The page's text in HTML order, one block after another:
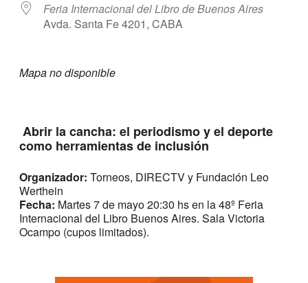
Feria Internacional del Libro de Buenos Aires
Avda. Santa Fe 4201, CABA
Mapa no disponible
Abrir la cancha: el periodismo y el deporte
como herramientas de inclusión
Organizador: Torneos, DIRECTV y Fundación Leo
Werthein
Fecha: Martes 7 de mayo 20:30 hs en la 48º Feria
Internacional del Libro Buenos Aires. Sala Victoria
Ocampo (cupos limitados).